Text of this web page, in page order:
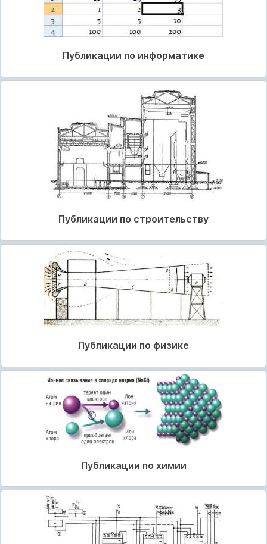
Публикации по информатике
Публикации по строительству
Публикации по физике
Публикации по химии